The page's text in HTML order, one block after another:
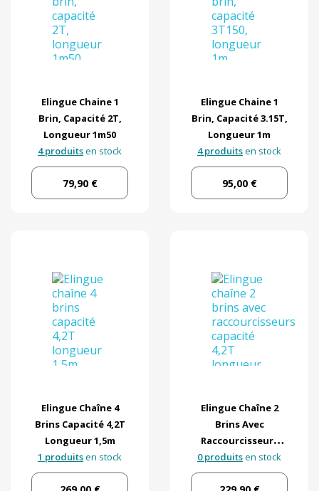
Elingue Chaine 1
Brin, Capacité 2T,
Longueur 1m50
4 produitsen stock
79,90 €
Elingue Chaine 1
Brin, Capacité 3.15T,
Longueur 1m
4 produitsen stock
95,00 €
Elingue Chaîne 4
Brins Capacité 4,2T
Longueur 1,5m
1 produitsen stock
Elingue Chaîne 2
Brins Avec
Raccourcisseurs
Capacité 4,2T
Longueur 3m
0 produitsen stock